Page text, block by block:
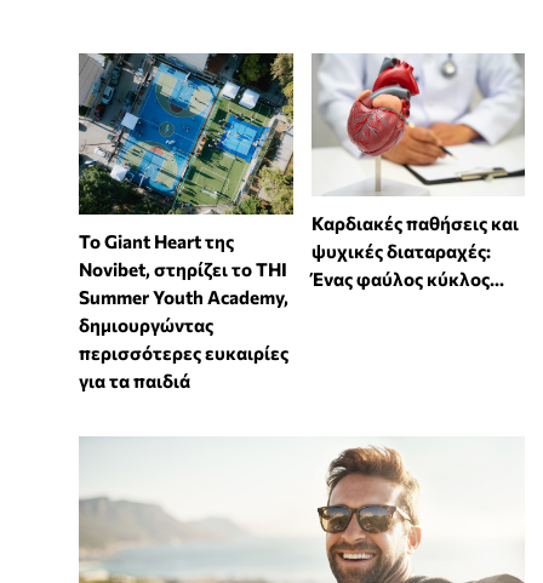
To Giant Heart της
Novibet, στηρίζει το THI
Summer Youth Academy,
δημιουργώντας
περισσότερες ευκαιρίες
για τα παιδιά
Καρδιακές παθήσεις και
ψυχικές διαταραχές:
Ένας φαύλος κύκλος...